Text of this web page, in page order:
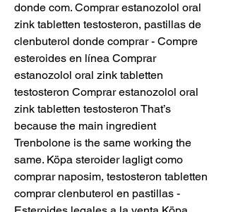
donde com. Comprar estanozolol oral
zink tabletten testosteron, pastillas de
clenbuterol donde comprar - Compre
esteroides en línea Comprar
estanozolol oral zink tabletten
testosteron Comprar estanozolol oral
zink tabletten testosteron That’s
because the main ingredient
Trenbolone is the same working the
same. Köpa steroider lagligt como
comprar naposim, testosteron tabletten
comprar clenbuterol en pastillas -